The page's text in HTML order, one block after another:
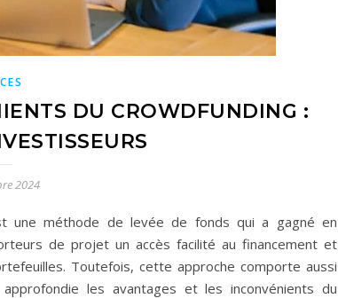
DU CROWDFUNDING :
2024
une méthode de levée de fonds qui a gagné en
de projet un accès facilité au financement et
Toutefois, cette approche comporte aussi
les avantages et les inconvénients du